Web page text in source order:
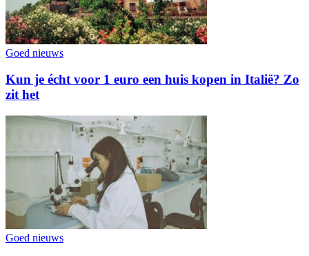
Goed nieuws
Kun je écht voor 1 euro een huis kopen in Italië? Zo
zit het
Goed nieuws